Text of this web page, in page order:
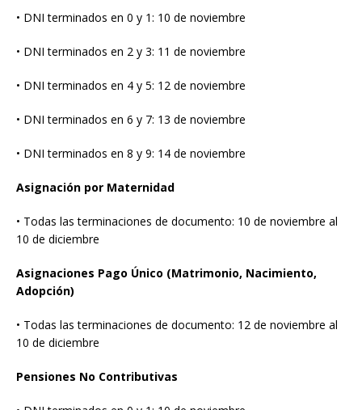
• DNI terminados en 0 y 1: 10 de noviembre
• DNI terminados en 2 y 3: 11 de noviembre
• DNI terminados en 4 y 5: 12 de noviembre
• DNI terminados en 6 y 7: 13 de noviembre
• DNI terminados en 8 y 9: 14 de noviembre
Asignación por Maternidad
• Todas las terminaciones de documento: 10 de noviembre al
10 de diciembre
Asignaciones Pago Único (Matrimonio, Nacimiento,
Adopción)
• Todas las terminaciones de documento: 12 de noviembre al
10 de diciembre
Pensiones No Contributivas